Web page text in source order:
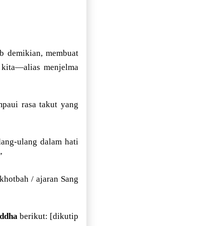
demikian, membuat
menjelma
rasa takut yang
ulang dalam hati
/ ajaran Sang
berikut: [dikutip